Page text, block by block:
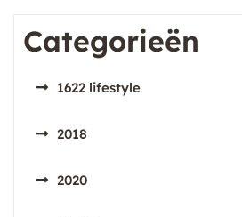
Categorieën
1622 lifestyle
2018
2020